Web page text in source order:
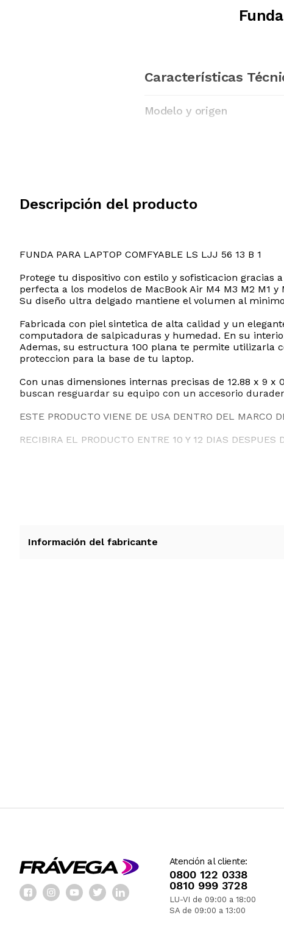
Características
Modelo y origen
Descripción del producto
FUNDA PARA LAPTOP COMFYABLE LS LJJ 56 13 B 1
Protege tu dispositivo con estilo y sofisticacion gracias
perfecta a los modelos de MacBook Air M4 M3 M2 M1
Su diseño ultra delgado mantiene el volumen al
Fabricada con piel sintetica de alta calidad y un
computadora de salpicaduras y humedad. En su
Ademas, su estructura 100 plana te permite utilizarla
proteccion para la base de tu laptop.
Con unas dimensiones internas precisas de 12.88 x 9
buscan resguardar su equipo con un accesorio
ESTE PRODUCTO VIENE DE USA DENTRO DEL MARCO
RECIBIRA EL PRODUCTO ENTRE 10 Y 12 DIAS DESPUES
Información del fabricante
Atención al cliente:
0800 122 0338
0810 999 3728
LU-VI de 09:00 a 18:00
SA de 09:00 a 13:00